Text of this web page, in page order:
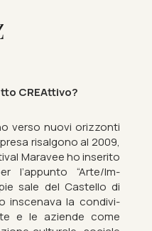
CRE­At­tivo?
verso nuovi orizzo­nti
ris­al­gono al 2009,
Mara­vee ho in­serito
l’ap­punto “Arte/Im­
sale del Cas­tello di
in­scenava la con­di­vi­
e le aziende come